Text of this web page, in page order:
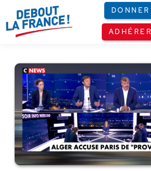
DONNER
ADHÉRER
Panneau de gestion des cookies